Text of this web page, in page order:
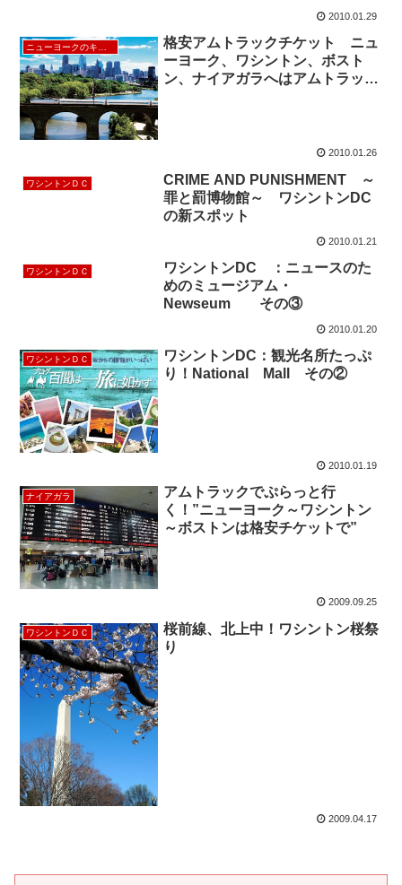
2010.01.29
格安アムトラックチケット ニュ
ーヨーク、ワシントン、ボスト
ン、ナイアガラへはアムトラック
2010.01.26
ワシントンＤＣ
CRIME AND PUNISHMENT ～
罪と罰博物館～ ワシントンDC
の新スポット
2010.01.21
ワシントンＤＣ
ワシントンDC ：ニュースのた
めのミュージアム・
Newseum その③
2010.01.20
ワシントンＤＣ
ワシントンDC：観光名所たっぷ
り！National Mall その②
2010.01.19
ナイアガラ
アムトラックでぷらっと行
く！”ニューヨーク～ワシントン
～ボストンは格安チケットで”
2009.09.25
ワシントンＤＣ
桜前線、北上中！ワシントン桜祭
り
2009.04.17